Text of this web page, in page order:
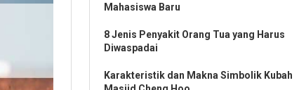
Mahasiswa Baru
8 Jenis Penyakit Orang Tua yang Harus
Diwaspadai
Karakteristik dan Makna Simbolik Kubah